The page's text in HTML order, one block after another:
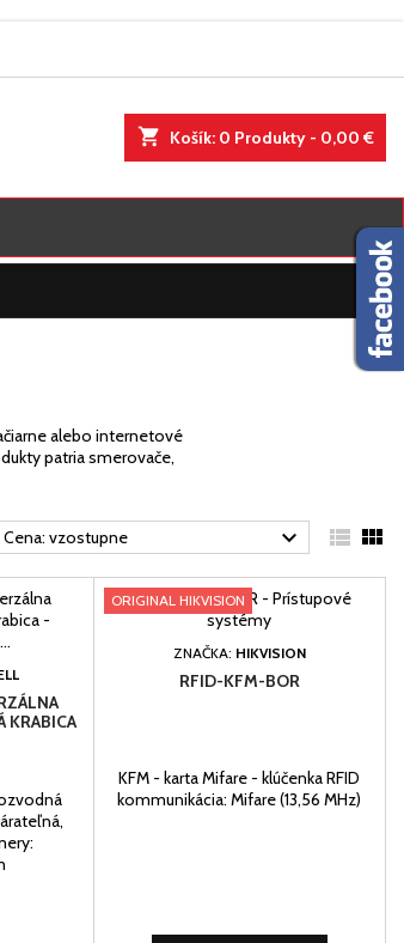
shopping_cart Košík: 0 Produkty - 0,00 €
alebo internetové
patria smerovače,
Cena: vzostupne   
KRABICA
ORIGINAL HIKVISION
ZNAČKA: HIKVISION
RFID-KFM-BOR
KFM - karta Mifare - klúčenka RFID
kommunikácia: Mifare (13,56 MHz)